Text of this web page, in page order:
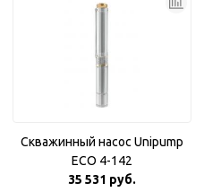
Скважинный насос Unipump
ECO 4-142
35 531 руб.